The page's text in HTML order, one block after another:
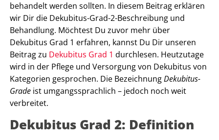
behandelt werden sollten. In diesem Beitrag erklären
wir Dir die Dekubitus-Grad-2-Beschreibung und
Behandlung. Möchtest Du zuvor mehr über
Dekubitus Grad 1 erfahren, kannst Du Dir unseren
Beitrag zu Dekubitus Grad 1 durchlesen. Heutzutage
wird in der Pflege und Versorgung von Dekubitus von
Kategorien gesprochen. Die BezeichnungDekubitus-
Grade ist umgangssprachlich – jedoch noch weit
verbreitet.
Dekubitus Grad 2: Definition